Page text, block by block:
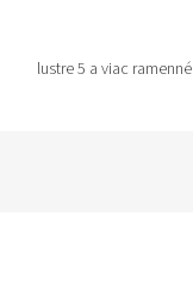
lustre 5 a viac ramenné